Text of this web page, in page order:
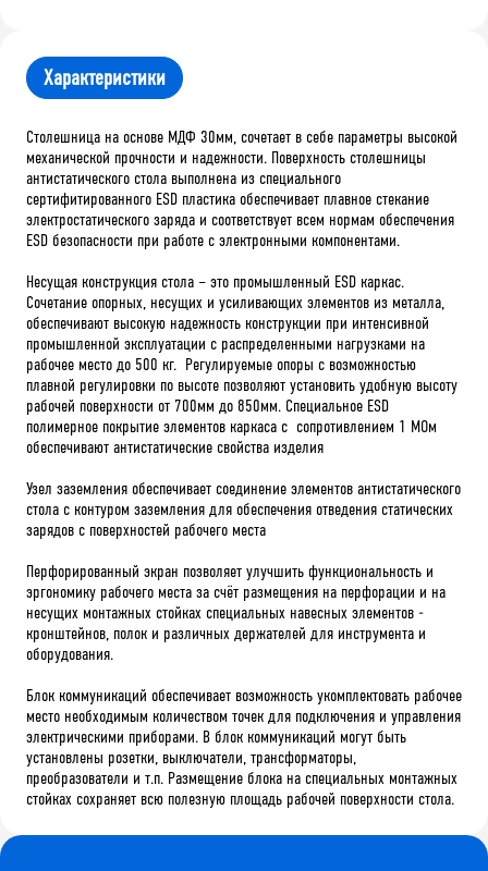
Характеристики
Столешница на основе МДФ 30мм, сочетает в себе параметры высокой
механической прочности и надежности. Поверхность столешницы
антистатического стола выполнена из специального
сертифитированного ESD пластика обеспечивает плавное стекание
электростатического заряда и соответствует всем нормам обеспечения
ESD безопасности при работе с электронными компонентами.
Несущая конструкция стола – это промышленный ESD каркас.
Сочетание опорных, несущих и усиливающих элементов из металла,
обеспечивают высокую надежность конструкции при интенсивной
промышленной эксплуатации с распределенными нагрузками на
рабочее место до 500 кг. Регулируемые опоры с возможностью
плавной регулировки по высоте позволяют установить удобную высоту
рабочей поверхности от 700мм до 850мм. Специальное ESD
полимерное покрытие элементов каркаса с сопротивлением 1 МОм
обеспечивают антистатические свойства изделия
Узел заземления обеспечивает соединение элементов антистатического
стола с контуром заземления для обеспечения отведения статических
зарядов с поверхностей рабочего места
Перфорированный экран позволяет улучшить функциональность и
эргономику рабочего места за счёт размещения на перфорации и на
несущих монтажных стойках специальных навесных элементов -
кронштейнов, полок и различных держателей для инструмента и
оборудования.
Блок коммуникаций обеспечивает возможность укомплектовать рабочее
место необходимым количеством точек для подключения и управления
электрическими приборами. В блок коммуникаций могут быть
установлены розетки, выключатели, трансформаторы,
преобразователи и т.п. Размещение блока на специальных монтажных
стойках сохраняет всю полезную площадь рабочей поверхности стола.